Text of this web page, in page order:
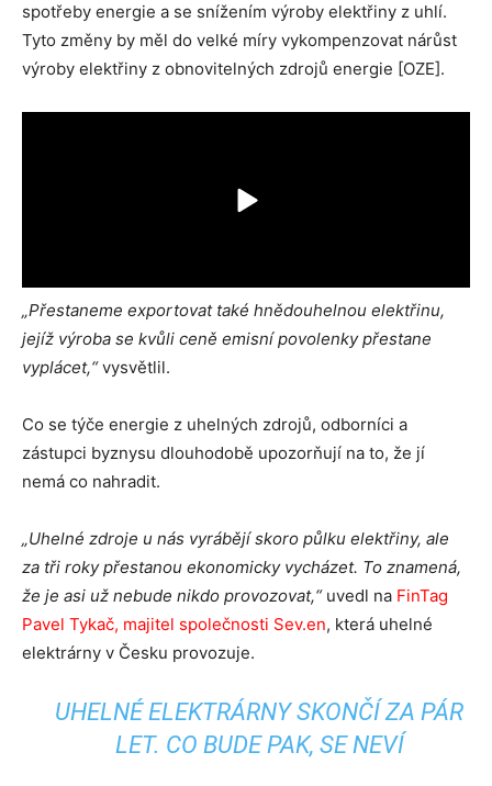
spotřeby energie a se snížením výroby elektřiny z uhlí.
Tyto změny by měl do velké míry vykompenzovat nárůst
výroby elektřiny z obnovitelných zdrojů energie [OZE].
„Přestaneme exportovat také hnědouhelnou elektřinu,
jejíž výroba se kvůli ceně emisní povolenky přestane
vyplácet,“vysvětlil.
Co se týče energie z uhelných zdrojů, odborníci a
zástupci byznysu dlouhodobě upozorňují na to, že jí
nemá co nahradit.
„Uhelné zdroje u nás vyrábějí skoro půlku elektřiny, ale
za tři roky přestanou ekonomicky vycházet. To znamená,
že je asi už nebude nikdo provozovat,“uvedl na FinTag
Pavel Tykač, majitel společnosti Sev.en, která uhelné
elektrárny v Česku provozuje.
UHELNÉ ELEKTRÁRNY SKONČÍ ZA PÁR
LET. CO BUDE PAK, SE NEVÍ